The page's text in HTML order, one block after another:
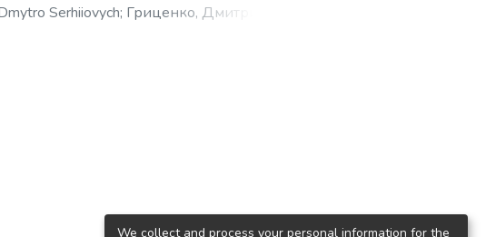
Serhiiovych; Гриценко, Дмитрий
We collect and process your personal information for the